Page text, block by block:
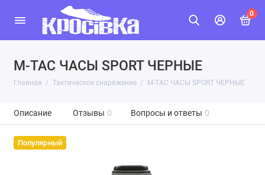
0
M-TAC ЧАСЫ SPORT ЧЕРНЫЕ
Главная Тактическое снаряжение M-TAC ЧАСЫ SPORT ЧЕРНЫЕ
Описание Отзывы 0 Вопросы и ответы 0
Популярный